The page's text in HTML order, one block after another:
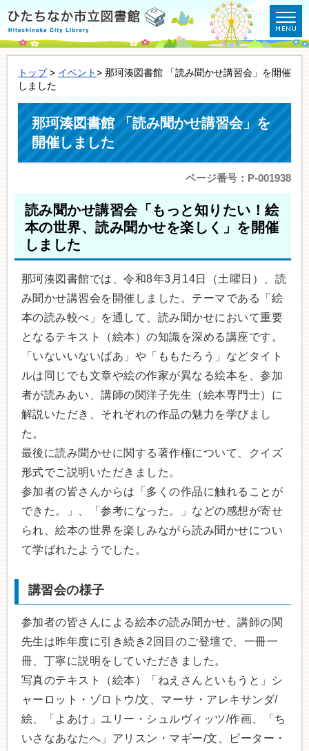
トップ> イベント > 那珂湊図書館 「読み聞かせ講習会」を開催
しました
那珂湊図書館 「読み聞かせ講習会」を
開催しました
ページ番号：P-001938
読み聞かせ講習会「もっと知りたい！絵
本の世界、読み聞かせを楽しく」を開催
しました
那珂湊図書館では、令和8年3月14日（土曜日）、読
み聞かせ講習会を開催しました。テーマである「絵
本の読み較べ」を通して、読み聞かせにおいて重要
となるテキスト（絵本）の知識を深める講座です。
「いないいないばあ」や「ももたろう」などタイト
ルは同じでも文章や絵の作家が異なる絵本を、参加
者が読みあい、講師の関洋子先生（絵本専門士）に
解説いただき、それぞれの作品の魅力を学びまし
た。
最後に読み聞かせに関する著作権について、クイズ
形式でご説明いただきました。
参加者の皆さんからは「多くの作品に触れることが
できた。」、「参考になった。」などの感想が寄せ
られ、絵本の世界を楽しみながら読み聞かせについ
て学ばれたようでした。
講習会の様子
参加者の皆さんによる絵本の読み聞かせ、講師の関
先生は昨年度に引き続き2回目のご登壇で、一冊一
冊、丁寧に説明をしていただきました。
写真のテキスト（絵本）「ねえさんといもうと」シ
ャーロット・ゾロトウ/文、マーサ・アレキサンダ/
絵、「よあけ」ユリー・シュルヴィッツ/作画、「ち
いさなあなたへ」アリスン・マギー/文、ピーター・